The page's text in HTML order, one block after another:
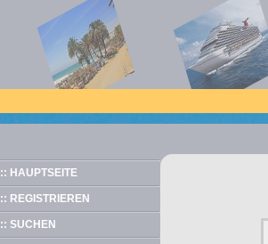
:: HAUPTSEITE
:: REGISTRIEREN
:: SUCHEN